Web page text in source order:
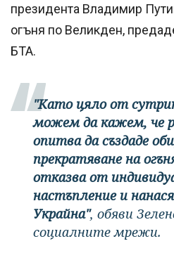
президента Владимир
огъня по Великден,
БТА.
"Като цяло от
можем да кажем, че
опитва да създаде
прекратяване на
отказва от
настъпление и
Украйна", обяви
социалните мрежи.